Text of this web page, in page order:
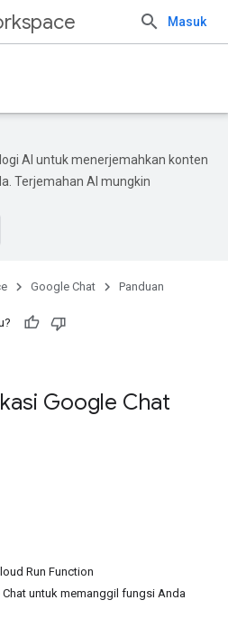
Masuk
AI untuk menerjemahkan konten
Terjemahan AI mungkin
Google Chat Panduan
Google Chat
Run Function
untuk memanggil fungsi Anda